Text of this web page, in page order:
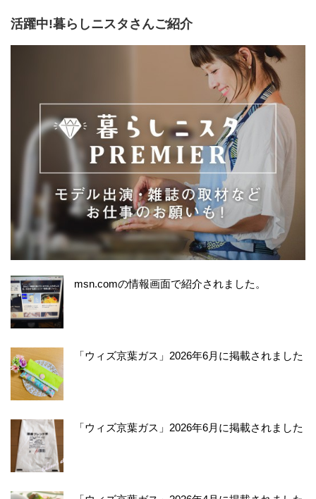
活躍中!暮らしニスタさんご紹介
msn.comの情報画面で紹介されました。
「ウィズ京葉ガス」2026年6月に掲載されました
「ウィズ京葉ガス」2026年6月に掲載されました